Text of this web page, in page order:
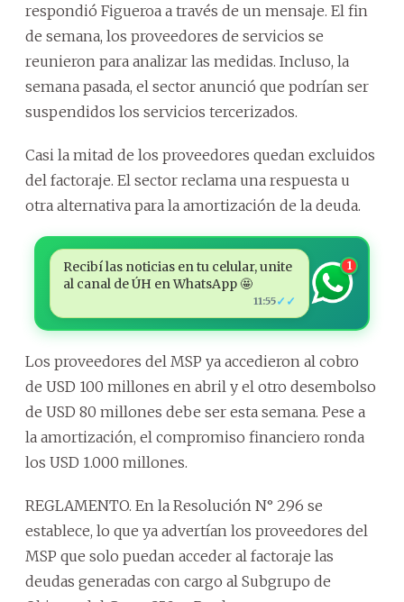
respondió Figueroa a través de un mensaje. El fin
de semana, los proveedores de servicios se
reunieron para analizar las medidas. Incluso, la
semana pasada, el sector anunció que podrían ser
suspendidos los servicios tercerizados.
Casi la mitad de los proveedores quedan excluidos
del factoraje. El sector reclama una respuesta u
otra alternativa para la amortización de la deuda.
Recibí las noticias en tu celular, unite
al canal de ÚH en WhatsApp 🤩
11:55✓✓
1
Los proveedores del MSP ya accedieron al cobro
de USD 100 millones en abril y el otro desembolso
de USD 80 millones debe ser esta semana. Pese a
la amortización, el compromiso financiero ronda
los USD 1.000 millones.
REGLAMENTO. En la Resolución N° 296 se
establece, lo que ya advertían los proveedores del
MSP que solo puedan acceder al factoraje las
deudas generadas con cargo al Subgrupo de